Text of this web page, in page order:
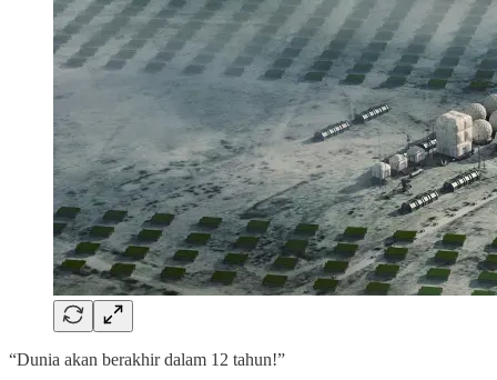
“Dunia akan berakhir dalam 12 tahun!”